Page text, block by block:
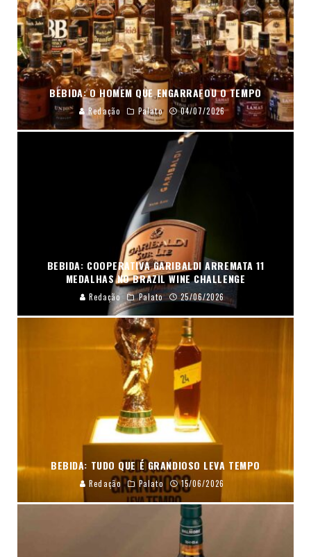
BEBIDA: O HOMEM QUE ENGARRAFOU O TEMPO
Redação Palato 04/07/2026
BEBIDA: COOPERATIVA GARIBALDI ARREMATA 11
MEDALHAS NO BRAZIL WINE CHALLENGE
Redação Palato 25/06/2026
BEBIDA: TUDO QUE É GRANDIOSO LEVA TEMPO
Redação Palato 15/06/2026